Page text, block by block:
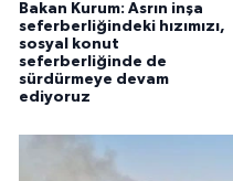
Bakan Kurum: Asrın inşa
seferberliğindeki hızımızı,
sosyal konut
seferberliğinde de
sürdürmeye devam
ediyoruz